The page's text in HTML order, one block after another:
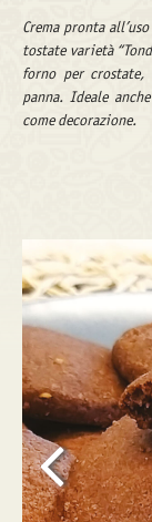
Crema pronta
tostate varietà
forno per crostate,
panna. Ideale
come decorazione.